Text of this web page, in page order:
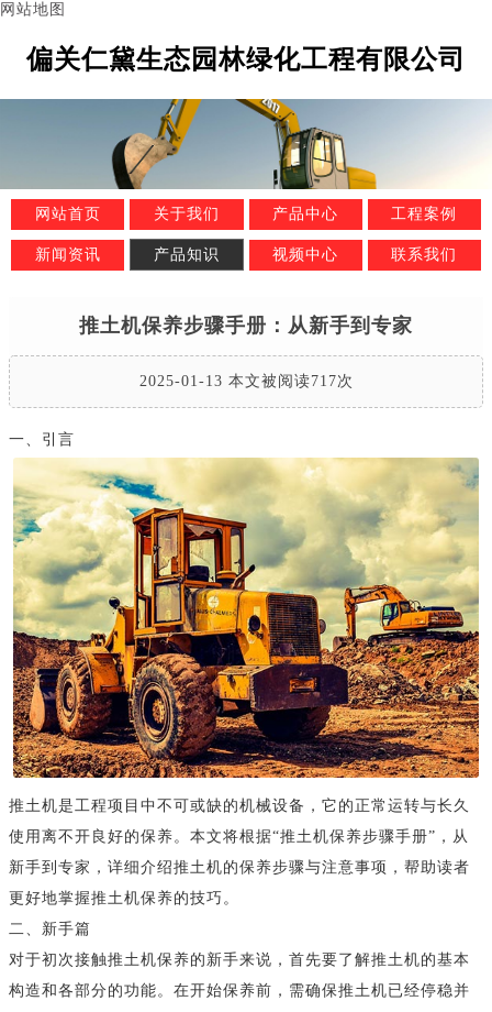
网站地图
偏关仁黛生态园林绿化工程有限公司
网站首页 关于我们 产品中心 工程案例
新闻资讯 产品知识 视频中心 联系我们
推土机保养步骤手册：从新手到专家
2025-01-13 本文被阅读717次
一、引言
推土机是工程项目中不可或缺的机械设备，它的正常运转与长久
使用离不开良好的保养。本文将根据“推土机保养步骤手册”，从
新手到专家，详细介绍推土机的保养步骤与注意事项，帮助读者
更好地掌握推土机保养的技巧。
二、新手篇
对于初次接触推土机保养的新手来说，首先要了解推土机的基本
构造和各部分的功能。在开始保养前，需确保推土机已经停稳并